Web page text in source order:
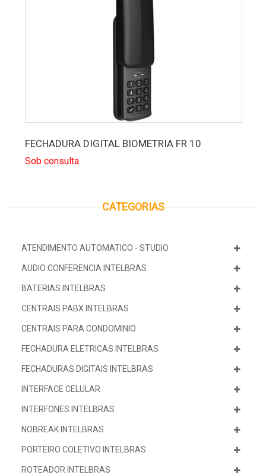
CATEGORIAS
ATENDIMENTO AUTOMATICO - STUDIO
AUDIO CONFERENCIA INTELBRAS
BATERIAS INTELBRAS
CENTRAIS PABX INTELBRAS
CENTRAIS PARA CONDOMINIO
FECHADURA ELETRICAS INTELBRAS
FECHADURAS DIGITAIS INTELBRAS
INTERFACE CELULAR
INTERFONES INTELBRAS
NOBREAK INTELBRAS
PORTEIRO COLETIVO INTELBRAS
ROTEADOR INTELBRAS
FECHADURA DIGITAL BIOMETRIA FR 10
Sob consulta